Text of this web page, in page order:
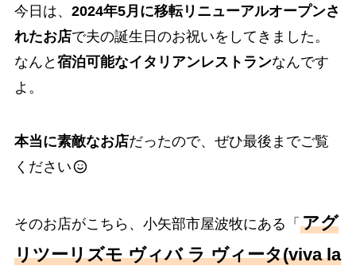
今日は、 2024年5月に移転リニューアルオープンさ
れたお店で夫の誕生日のお祝いをしてきました。
なんと 宿泊可能なイタリアンレストランなんです
よ。
本当に素敵なお店だったので、ぜひ最後までご覧
ください
そのお店がこちら、小矢部市屋波牧にある「 アグ
リツーリズモ ヴィバ ラ ヴィータ(viva la